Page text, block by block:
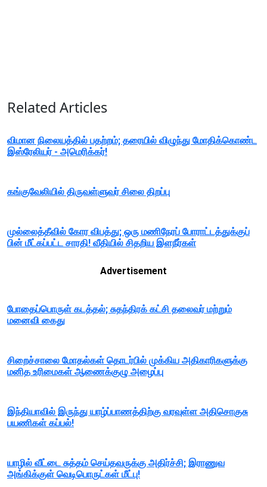
Related Articles
விமான நிலையத்தில் பதற்றம்; தரையில் விழுந்து மோதிக்கொண்ட
இஸ்ரேலியர் - அமெரிக்கர்!
கங்குவேலியில் திருவள்ளுவர் சிலை திறப்பு
முல்லைத்தீவில் கோர விபத்து; ஒரு மணிநேரப் போராட்டத்துக்குப்
பின் மீட்கப்பட்ட சாரதி! வீதியில் சிதறிய இளநீர்கள்
Advertisement
போதைப்பொருள் கடத்தல்; சுதந்திரக் கட்சி தலைவர் மற்றும்
மனைவி கைது
சிறைச்சாலை மோதல்கள் தொடர்பில் முக்கிய அதிகாரிகளுக்கு
மனித உரிமைகள் ஆணைக்குழு அழைப்பு
இந்தியாவில் இருந்து யாழ்ப்பாணத்திற்கு வரவுள்ள அதிசொகுசு
பயணிகள் கப்பல்!
யாழில் வீட்டை சுத்தம் செய்தவருக்கு அதிர்ச்சி; இராணுவ
அங்கிக்குள் வெடிபொருட்கள் மீட்பு!